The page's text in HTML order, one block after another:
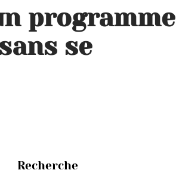
programme
se
Recherche